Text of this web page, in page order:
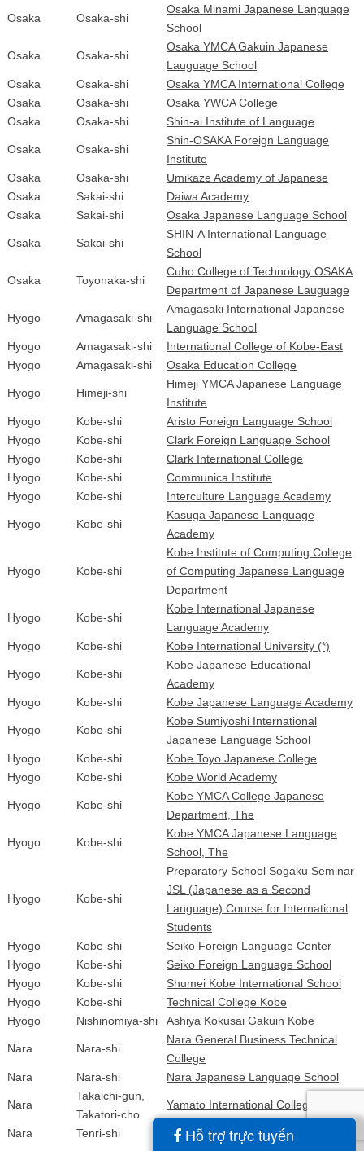
Osaka Osaka-shi
Osaka Minami Japanese Language
School
Osaka Osaka-shi
Osaka YMCA Gakuin Japanese
Lauguage School
Osaka
Osaka-shi
Osaka YMCA International College
Osaka
Osaka-shi
Osaka YWCA College
Osaka
Osaka-shi Shin-ai Institute of Language
Osaka Osaka-shi
Shin-OSAKA Foreign Language
Institute
Osaka
Osaka-shi
Umikaze Academy of Japanese
Osaka
Sakai-shi
Daiwa Academy
Osaka
Sakai-shi Osaka Japanese Language School
Osaka Sakai-shi
SHIN-A International Language
School
Osaka Toyonaka-shi
Cuho College of Technology OSAKA
Department of Japanese Lauguage
Hyogo Amagasaki-shi
Amagasaki International Japanese
Language School
Hyogo
Amagasaki-shi
International College of Kobe-East
Hyogo
Amagasaki-shi Osaka Education College
Hyogo Himeji-shi
Himeji YMCA Japanese Language
Institute
Hyogo
Kobe-shi
Aristo Foreign Language School
Hyogo
Kobe-shi
Clark Foreign Language School
Hyogo
Kobe-shi
Clark International College
Hyogo
Kobe-shi
Communica Institute
Hyogo
Kobe-shi Interculture Language Academy
Hyogo Kobe-shi
Kasuga Japanese Language
Academy
Hyogo Kobe-shi
Kobe Institute of Computing College
of Computing Japanese Language
Department
Hyogo Kobe-shi
Kobe International Japanese
Language Academy
Hyogo
Kobe-shi Kobe International University (*)
Hyogo Kobe-shi
Kobe Japanese Educational
Academy
Hyogo
Kobe-shi Kobe Japanese Language Academy
Hyogo Kobe-shi
Kobe Sumiyoshi International
Japanese Language School
Hyogo
Kobe-shi
Kobe Toyo Japanese College
Hyogo
Kobe-shi Kobe World Academy
Hyogo Kobe-shi
Kobe YMCA College Japanese
Department, The
Hyogo Kobe-shi
Kobe YMCA Japanese Language
School, The
Hyogo Kobe-shi
Preparatory School Sogaku Seminar
JSL (Japanese as a Second
Language) Course for International
Students
Hyogo
Kobe-shi
Seiko Foreign Language Center
Hyogo
Kobe-shi
Seiko Foreign Language School
Hyogo
Kobe-shi
Shumei Kobe International School
Hyogo
Kobe-shi
Technical College Kobe
Hyogo
Nishinomiya-shi Ashiya Kokusai Gakuin Kobe
Nara Nara-shi
Nara General Business Technical
College
Nara
Nara-shi Nara Japanese Language School
Nara
Takaichi-gun,
Takatori-cho
Yamato International College
Nara Tenri-shi
Tenrikyo Language Institute
Hỗ trợ trực tuyến